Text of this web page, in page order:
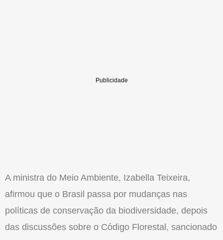
A ministra do Meio Ambiente, Izabella Teixeira,
afirmou que o Brasil passa por mudanças nas
políticas de conservação da biodiversidade, depois
das discussões sobre o Código Florestal, sancionado